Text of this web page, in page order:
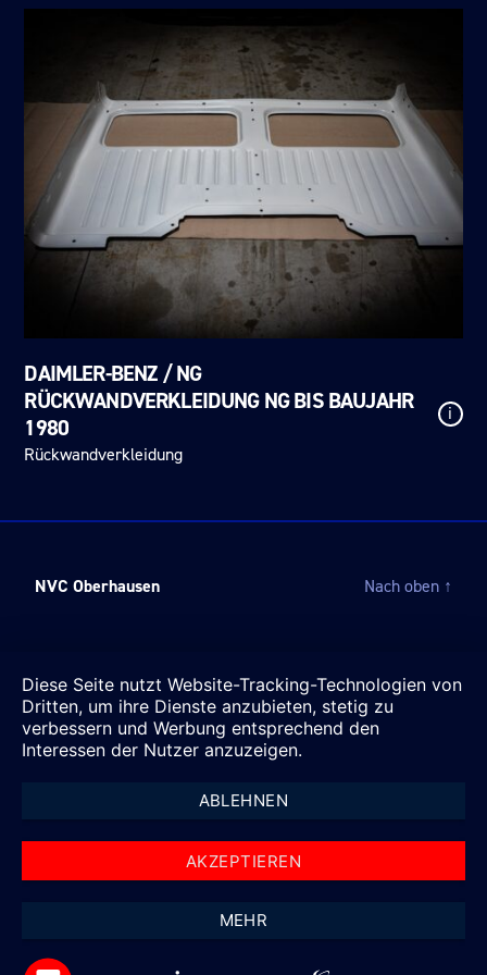
DAIMLER-BENZ / NG
RÜCKWANDVERKLEIDUNG NG BIS BAUJAHR
1980
Rückwandverkleidung
i
NVC Oberhausen Nach oben ↑
Diese Seite nutzt Website-Tracking-Technologien von
Dritten, um ihre Dienste anzubieten, stetig zu
verbessern und Werbung entsprechend den
Interessen der Nutzer anzuzeigen.
ABLEHNEN
AKZEPTIEREN
MEHR